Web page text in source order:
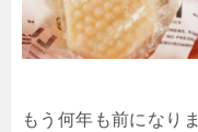
もう何年も前になり